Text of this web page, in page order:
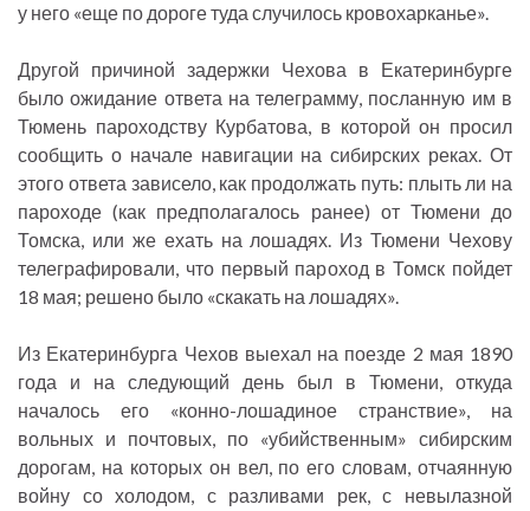
у него «еще по дороге туда случилось кровохарканье».
Другой причиной задержки Чехова в Екатеринбурге
было ожидание ответа на телеграмму, посланную им в
Тюмень пароходству Курбатова, в которой он просил
сообщить о начале навигации на сибирских реках. От
этого ответа зависело, как продолжать путь: плыть ли на
пароходе (как предполагалось ранее) от Тюмени до
Томска, или же ехать на лошадях. Из Тюмени Чехову
телеграфировали, что первый пароход в Томск пойдет
18 мая; решено было «скакать на лошадях».
Из Екатеринбурга Чехов выехал на поезде 2 мая 1890
года и на следующий день был в Тюмени, откуда
началось его «конно-лошадиное странствие», на
вольных и почтовых, по «убийственным» сибирским
дорогам, на которых он вел, по его словам, отчаянную
войну со холодом, с разливами рек, с невылазной